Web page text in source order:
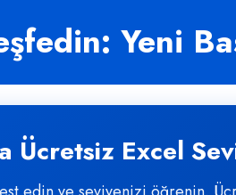
Yeni
Ücretsiz Excel